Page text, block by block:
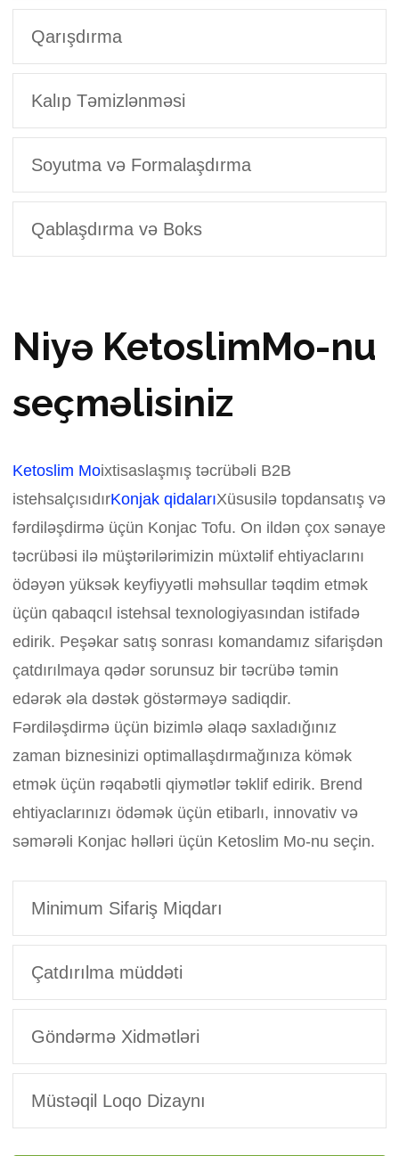
Qarışdırma
Kalıp Təmizlənməsi
Soyutma və Formalaşdırma
Qablaşdırma və Boks
Niyə KetoslimMo-nu
seçməlisiniz
Ketoslim Moixtisaslaşmış təcrübəli B2B
istehsalçısıdırKonjak qidalarıXüsusilə topdansatış və
fərdiləşdirmə üçün Konjac Tofu. On ildən çox sənaye
təcrübəsi ilə müştərilərimizin müxtəlif ehtiyaclarını
ödəyən yüksək keyfiyyətli məhsullar təqdim etmək
üçün qabaqcıl istehsal texnologiyasından istifadə
edirik. Peşəkar satış sonrası komandamız sifarişdən
çatdırılmaya qədər sorunsuz bir təcrübə təmin
edərək əla dəstək göstərməyə sadiqdir.
Fərdiləşdirmə üçün bizimlə əlaqə saxladığınız
zaman biznesinizi optimallaşdırmağınıza kömək
etmək üçün rəqabətli qiymətlər təklif edirik. Brend
ehtiyaclarınızı ödəmək üçün etibarlı, innovativ və
səmərəli Konjac həlləri üçün Ketoslim Mo-nu seçin.
Minimum Sifariş Miqdarı
Çatdırılma müddəti
Göndərmə Xidmətləri
Müstəqil Loqo Dizaynı